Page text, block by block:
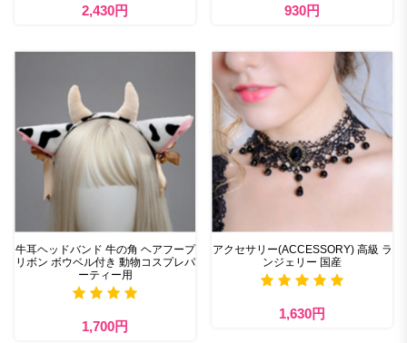
2,430円 930円
牛耳ヘッドバンド 牛の角 ヘアフープ
リボン ボウベル付き 動物コスプレパ
ーティー用
1,700円
アクセサリー(ACCESSORY) 高級 ラ
ンジェリー 国産
1,630円